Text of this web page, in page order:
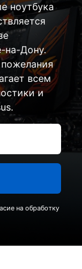
ноутбука
на-Дону.
всем
и
на обработку